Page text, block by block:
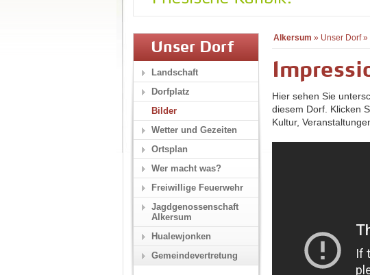
Alkersum » Unser Dorf»
Hier sehen Sie
diesem Dorf. Klicken
Kultur,
Unser Dorf
Landschaft
Dorfplatz
Bilder
Wetter und Gezeiten
Ortsplan
Wer macht was?
Freiwillige Feuerwehr
Jagdgenossenschaft
Alkersum
Hualewjonken
Gemeindevertretung